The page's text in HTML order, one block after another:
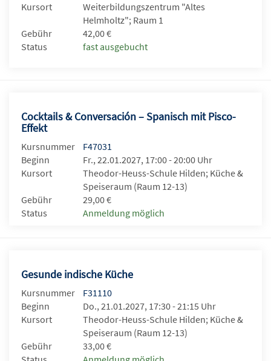
Kursort
Weiterbildungszentrum "Altes
Helmholtz"; Raum 1
Gebühr
42,00 €
Status
fast ausgebucht
Cocktails & Conversación – Spanisch mit Pisco-
Effekt
Kursnummer
F47031
Beginn
Fr., 22.01.2027, 17:00 - 20:00 Uhr
Kursort
Theodor-Heuss-Schule Hilden; Küche &
Speiseraum (Raum 12-13)
Gebühr
29,00 €
Status
Anmeldung möglich
Gesunde indische Küche
Kursnummer
F31110
Beginn
Do., 21.01.2027, 17:30 - 21:15 Uhr
Kursort
Theodor-Heuss-Schule Hilden; Küche &
Speiseraum (Raum 12-13)
Gebühr
33,00 €